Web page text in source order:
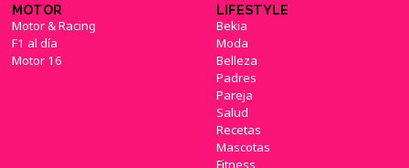
MOTOR
Motor & Racing
F1 al día
Motor 16
LIFESTYLE
Bekia
Moda
Belleza
Padres
Pareja
Salud
Recetas
Mascotas
Fitness